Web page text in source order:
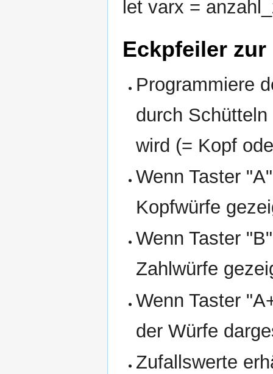
let varx =
Eckpfeiler
Programmiere
durch
wird (= Kopf
Wenn Taster
Kopfwürfe
Wenn Taster
Zahlwürfe
Wenn Taster
der Würfe
Zufallswerte